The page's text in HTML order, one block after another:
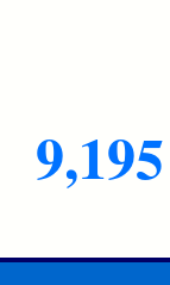
9,195